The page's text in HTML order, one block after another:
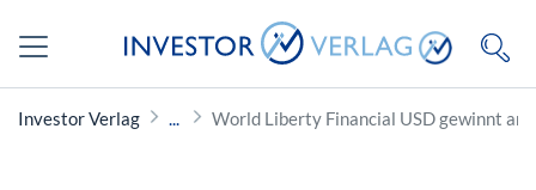
Investor Verlag World Liberty Financial USD gewinnt an